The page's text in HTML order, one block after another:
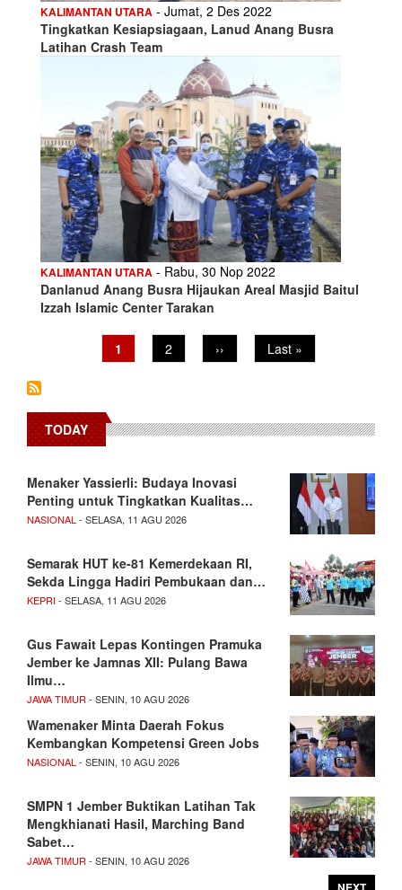
KALIMANTAN UTARA - Jumat, 2 Des 2022
Tingkatkan Kesiapsiagaan, Lanud Anang Busra
Latihan Crash Team
KALIMANTAN UTARA - Rabu, 30 Nop 2022
Danlanud Anang Busra Hijaukan Areal Masjid Baitul
Izzah Islamic Center Tarakan
Current
page
1 Page
2
Next
page
››
Last
page
Last »
TODAY
Menaker Yassierli: Budaya Inovasi
Penting untuk Tingkatkan Kualitas…
NASIONAL - SELASA, 11 AGU 2026
Semarak HUT ke-81 Kemerdekaan RI,
Sekda Lingga Hadiri Pembukaan dan…
KEPRI- SELASA, 11 AGU 2026
Gus Fawait Lepas Kontingen Pramuka
Jember ke Jamnas XII: Pulang Bawa
Ilmu…
JAWA TIMUR - SENIN, 10 AGU 2026
Wamenaker Minta Daerah Fokus
Kembangkan Kompetensi Green Jobs
NASIONAL - SENIN, 10 AGU 2026
SMPN 1 Jember Buktikan Latihan Tak
Mengkhianati Hasil, Marching Band
Sabet…
JAWA TIMUR - SENIN, 10 AGU 2026